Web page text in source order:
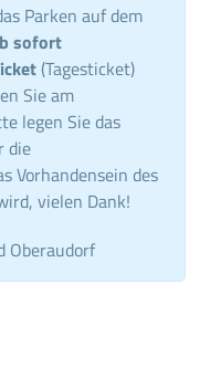
Parken auf dem
sofort
(Tagesticket)
Sie am
legen Sie das
die
Vorhandensein des
vielen Dank!
Oberaudorf